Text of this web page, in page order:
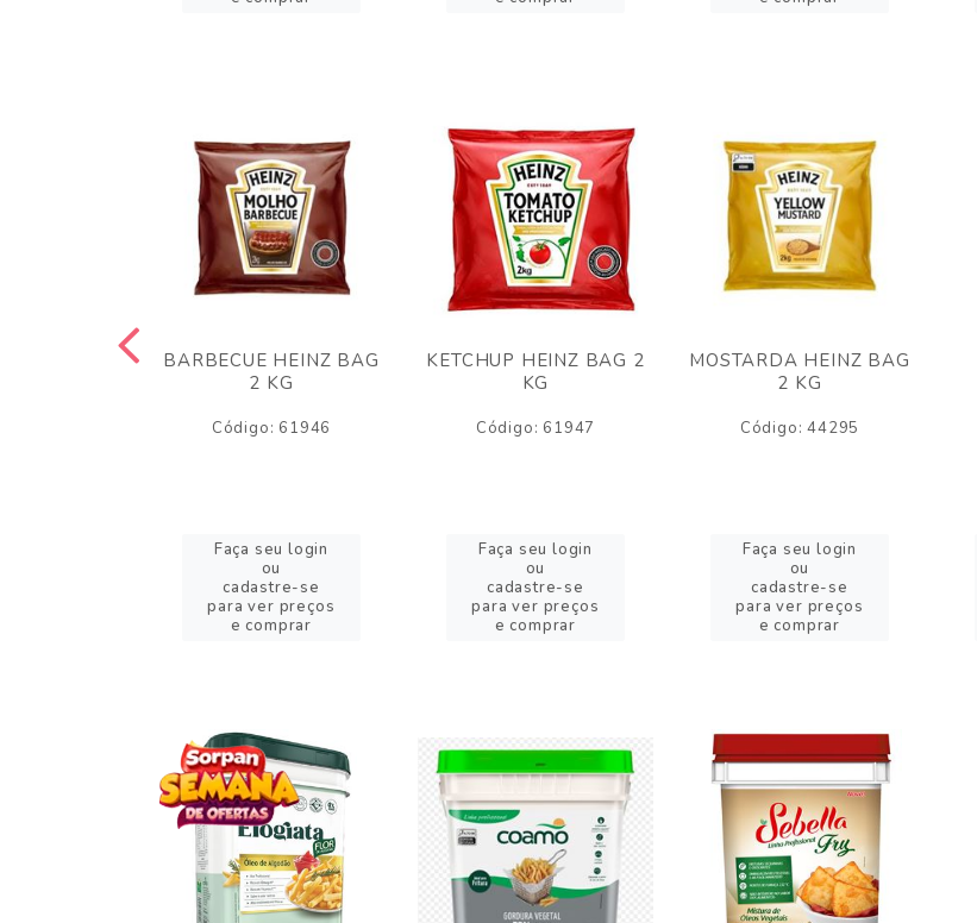
BARBECUE HEINZ BAG
2 KG
Código: 61946
Faça seu login
ou
cadastre-se
para ver preços
e comprar
KETCHUP HEINZ BAG 2
KG
Código: 61947
Faça seu login
ou
cadastre-se
para ver preços
e comprar
MOSTARDA HEINZ BAG
2 KG
Código: 44295
Faça seu login
ou
cadastre-se
para ver preços
e comprar